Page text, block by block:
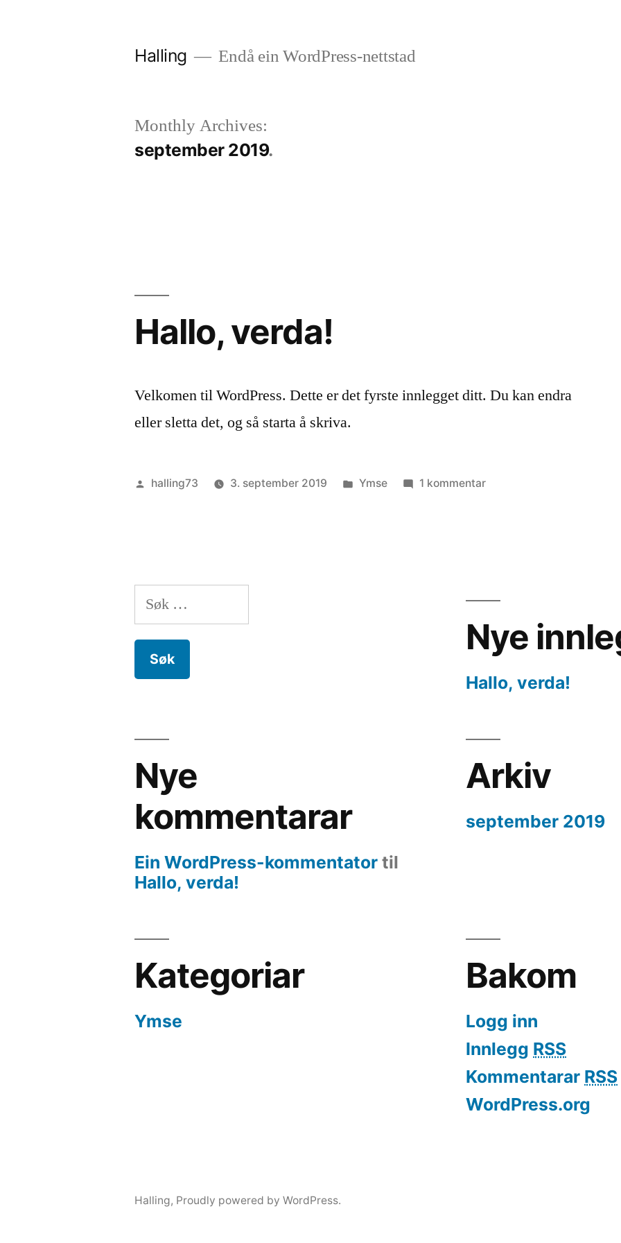
Halling Endå ein WordPress-nettstad
Monthly Archives:
september 2019
Hallo, verda!
Velkomen til WordPress. Dette er det fyrste innlegget ditt. Du kan endra
eller sletta det, og så starta å skriva.
Posted
halling73 3. september 2019
Posted
Ymse 1 kommentartil
Leit
etter:
Nye
Hallo, verda!
Nye
kommentarar
Ein WordPress-kommentator til
Hallo, verda!
Arkiv
september 2019
Kategoriar
Ymse
Bakom
Logg inn
Innlegg RSS
Kommentarar RSS
WordPress.org
Halling, Proudly powered by WordPress.